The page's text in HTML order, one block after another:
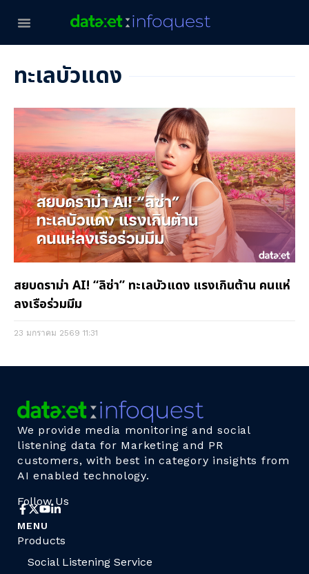
ทะเลบัวแดง
สยบดราม่า AI! “ลิซ่า” ทะเลบัวแดง แรงเกินต้าน คนแห่
ลงเรือร่วมมีม
23 มกราคม 2569 11:31
We provide media monitoring and social
listening data for Marketing and PR
customers, with best in category insights from
AI enabled technology.
Follow Us
MENU
Products
Social Listening Service